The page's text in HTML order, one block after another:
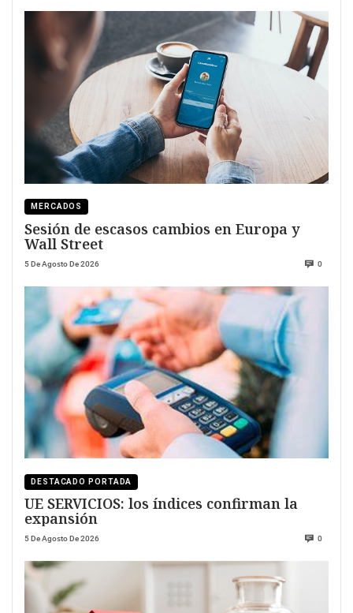
MERCADOS
Sesión de escasos cambios en Europa y
Wall Street
5 De Agosto De 2026 0
DESTACADO PORTADA
UE SERVICIOS: los índices confirman la
expansión
5 De Agosto De 2026 0